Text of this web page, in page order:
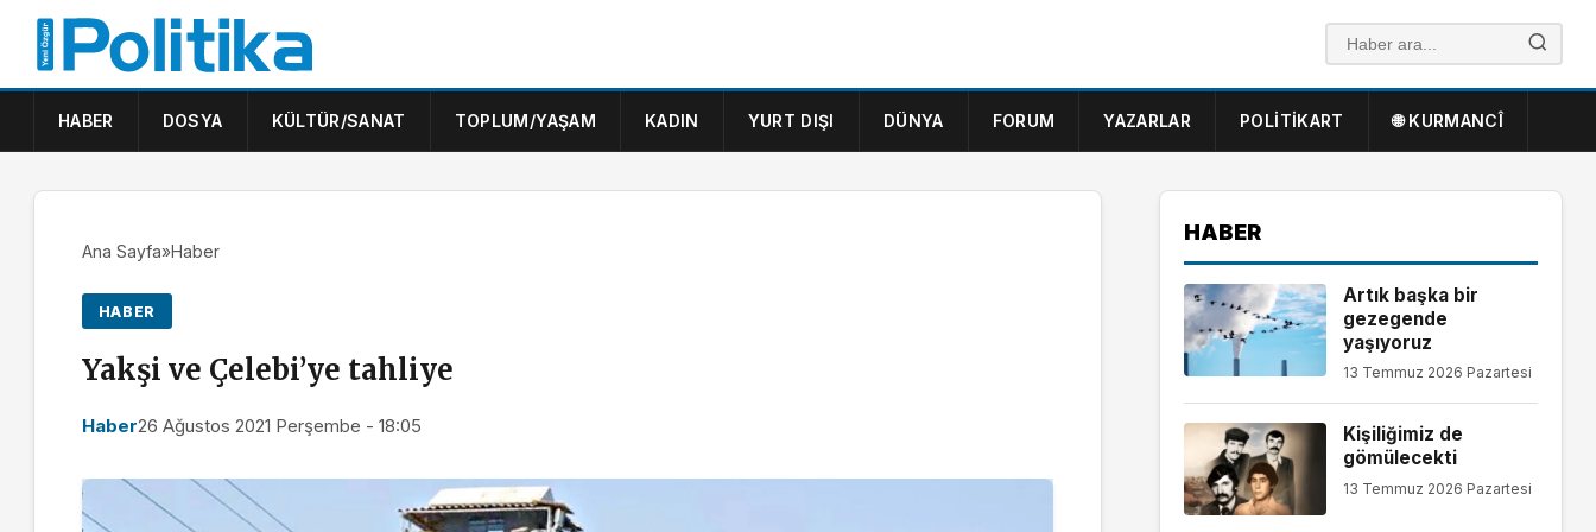
HABER DOSYA KÜLTÜR/SANAT TOPLUM/YAŞAM KADIN YURT DIŞI DÜNYA FORUM YAZARLAR POLITIKART 🌐 KURMANCÎ
Ana Sayfa»Haber
HABER
Yakşi ve Çelebi’ye tahliye
Haber26 Ağustos 2021 Perşembe - 18:05
HABER
Artık başka bir
gezegende
yaşıyoruz
13 Temmuz 2026 Pazartesi
Kişiliğimiz de
gömülecekti
13 Temmuz 2026 Pazartesi